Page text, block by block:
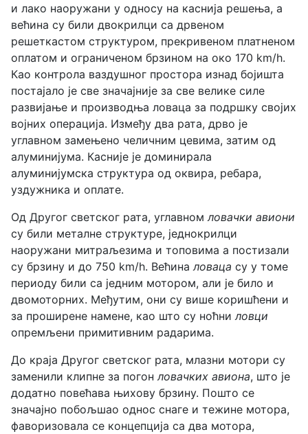
и лако наоружани у односу на каснија решења, а
већина су били двокрилци са дрвеном
решеткастом структуром, прекривеном платненом
оплатом и ограниченом брзином на око 170 km/h.
Као контрола ваздушног простора изнад бојишта
постајало је све значајније за све велике силе
развијање и производња ловаца за подршку својих
војних операција. Између два рата, дрво је
углавном замењено челичним цевима, затим од
алуминијума. Касније је доминирала
алуминијумска структура од оквира, ребара,
уздужника и оплате.
Од Другог светског рата, углавномловачки авиони
су били металне структуре, једнокрилци
наоружани митраљезима и топовима а постизали
су брзину и до 750 km/h. Већиналоваца су у томе
периоду били са једним мотором, али је било и
двомоторних. Међутим, они су више коришћени и
за проширене намене, као што су ноћниловци
опремљени примитивним радарима.
До краја Другог светског рата, млазни мотори су
заменили клипне за погонловачких авиона, што је
додатно повећава њихову брзину. Пошто се
значајно побољшао однос снаге и тежине мотора,
фаворизовала се концепција са два мотора,